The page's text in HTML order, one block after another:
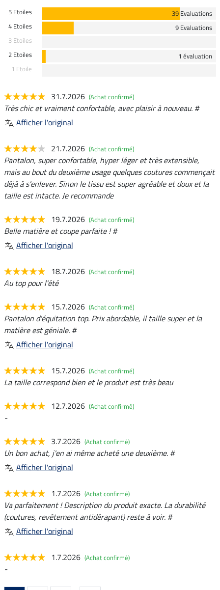
5 Etoiles
39 Evaluations
4 Etoiles
9 Evaluations
3 Etoiles
2 Etoiles
1 évaluation
1 Etoile
31.7.2026 (Achat confirmé)
Très chic et vraiment confortable, avec plaisir à nouveau. #
Afficher l'original
21.7.2026 (Achat confirmé)
Pantalon, super confortable, hyper léger et très extensible,
mais au bout du deuxième usage quelques coutures commençait
déjà à s'enlever. Sinon le tissu est super agréable et doux et la
taille est intacte. Je recommande
19.7.2026 (Achat confirmé)
Belle matière et coupe parfaite ! #
Afficher l'original
18.7.2026 (Achat confirmé)
Au top pour l'été
15.7.2026 (Achat confirmé)
Pantalon d'équitation top. Prix abordable, il taille super et la
matière est géniale. #
Afficher l'original
15.7.2026 (Achat confirmé)
La taille correspond bien et le produit est très beau
12.7.2026 (Achat confirmé)
-
3.7.2026 (Achat confirmé)
Un bon achat, j'en ai même acheté une deuxième. #
Afficher l'original
1.7.2026 (Achat confirmé)
Va parfaitement ! Description du produit exacte. La durabilité
(coutures, revêtement antidérapant) reste à voir. #
Afficher l'original
1.7.2026 (Achat confirmé)
-